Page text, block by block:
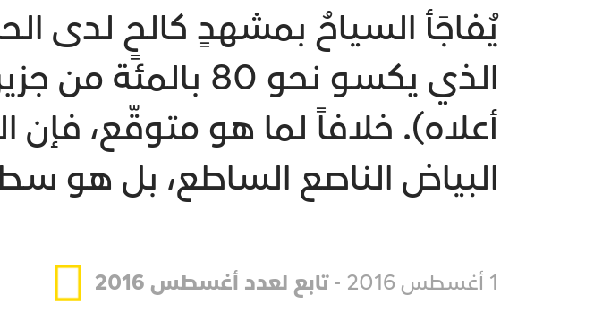
يُفاجَأ السياحُ بمشهدٍ كالحٍ لدى
الذي يكسو نحو 80
أعلاه). خلافاً لما هو متوقّع،
البياض الناصع الساطع، بل هو
1 أغسطس 2016 - تابع لعدد أغسطس 2016